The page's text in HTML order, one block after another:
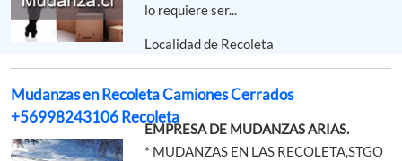
lo requiere ser...
Localidad de Recoleta
Mudanzas en Recoleta Camiones Cerrados
+56998243106 Recoleta
EMPRESA DE MUDANZAS ARIAS.
* MUDANZAS EN LAS RECOLETA,STGO